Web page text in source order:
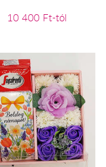
10 400 Ft-tól